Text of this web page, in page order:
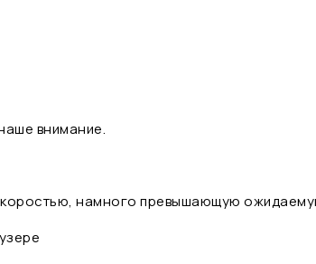
внимание.
намного превышающую